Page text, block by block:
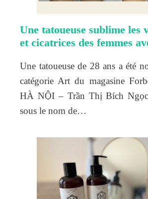
Une tatoueuse sublime les
et cicatrices des femmes
Une tatoueuse de 28 ans a été
catégorie Art du magasine
HÀ NỘI – Trần Thị Bích Ngọc
sous le nom de…